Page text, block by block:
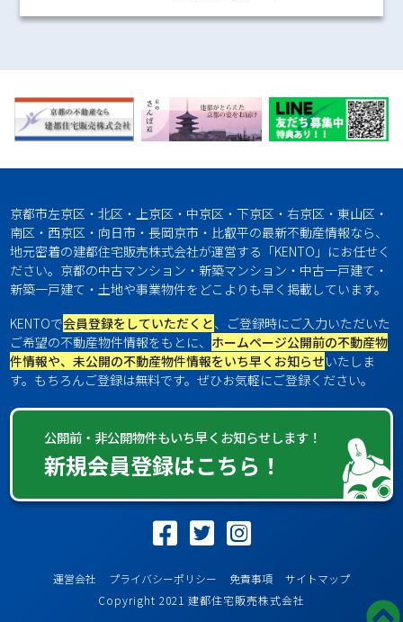
京都市左京区・北区・上京区・中京区・下京区・右京区・東山区・
南区・西京区・向日市・長岡京市・比叡平の最新不動産情報なら、
地元密着の建都住宅販売株式会社が運営する「KENTO」にお任せく
ださい。京都の中古マンション・新築マンション・中古一戸建て・
新築一戸建て・土地や事業物件をどこよりも早く掲載しています。
KENTOで会員登録をしていただくと、ご登録時にご入力いただいた
ご希望の不動産物件情報をもとに、 ホームページ公開前の不動産物
件情報や、未公開の不動産物件情報をいち早くお知らせいたしま
す。もちろんご登録は無料です。ぜひお気軽にご登録ください。
公開前・非公開物件もいち早くお知らせします！
新規会員登録はこちら！
運営会社 プライバシーポリシー 免責事項
サイトマップ
Copyright 2021 建都住宅販売株式会社